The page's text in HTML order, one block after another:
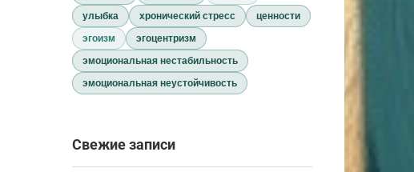
улыбка
хронический стресс
ценности
эгоизм
эгоцентризм
эмоциональная нестабильность
эмоциональная неустойчивость
Свежие записи